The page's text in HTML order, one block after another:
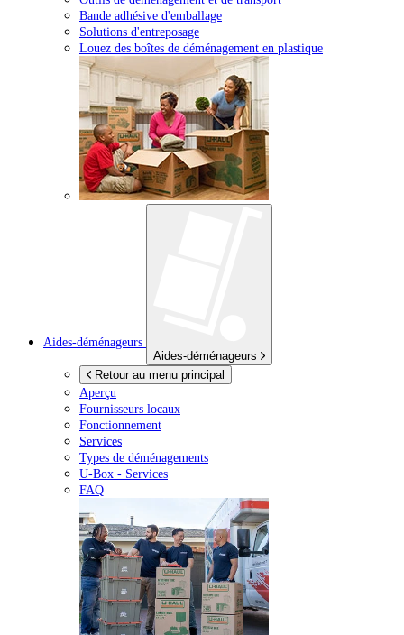
Bande adhésive d'emballage
Solutions d'entreposage
Louez des boîtes de déménagement en plastique
Aides-déménageurs
Aides-déménageurs
Retour au menu principal
Aperçu
Fournisseurs locaux
Fonctionnement
Services
Types de déménagements
U-Box - Services
FAQ